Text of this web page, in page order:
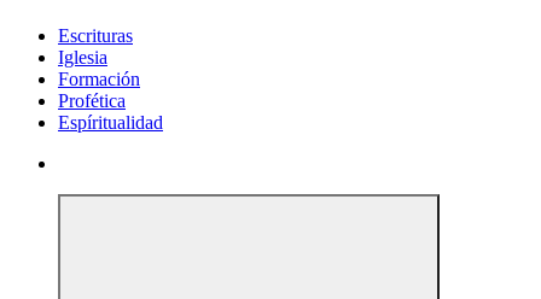
Escrituras
Iglesia
Formación
Profética
Espíritualidad